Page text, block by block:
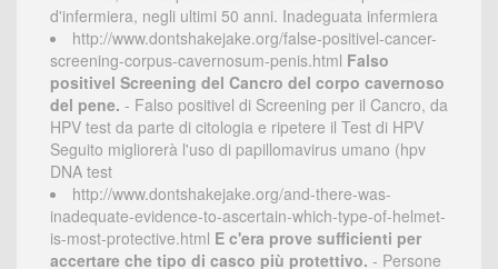
d'infermiera, negli ultimi 50 anni. Inadeguata infermiera
http://www.dontshakejake.org/false-positivel-cancer-
screening-corpus-cavernosum-penis.html Falso
positivel Screening del Cancro del corpo cavernoso
del pene. - Falso positivel di Screening per il Cancro, da
HPV test da parte di citologia e ripetere il Test di HPV
Seguito migliorerà l'uso di papillomavirus umano (hpv
DNA test
http://www.dontshakejake.org/and-there-was-
inadequate-evidence-to-ascertain-which-type-of-helmet-
is-most-protective.html E c'era prove sufficienti per
accertare che tipo di casco più protettivo. - Persone